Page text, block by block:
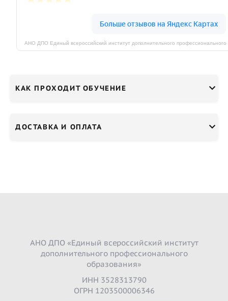
КАК ПРОХОДИТ ОБУЧЕНИЕ
ДОСТАВКА И ОПЛАТА
АНО ДПО «Единый всероссийский институт
дополнительного профессионального
образования»
ИНН 3528313790
ОГРН 1203500006346